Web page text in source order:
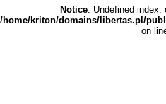
Notice: Undefined index:
/home/kriton/domains/libertas.pl/
on